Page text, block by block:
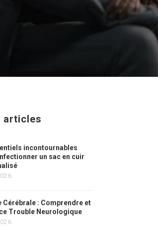
articles
incontournables
un sac en cuir
Cérébrale : Comprendre et
Trouble Neurologique